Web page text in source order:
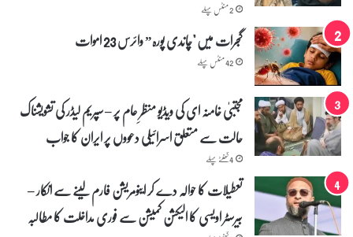
س
و
ا
ر
3
ا
ف
ر
ا
د
ہ
ل
ا
2 منٹس پہلے
گجرات میں "چاندی پورہ” وائرس 23 اموات
42 منٹس پہلے
مجتبیٰ خامنہ ای کی ویڈیو منظرِ عام پر – سپریم لیڈر کی تشویشناک
حالت سے متعلق اسرائیلی دعووں پر ایران کا جواب
4 گھنٹے پہلے
تعطیلات کا حوالہ دے کر اینومریشن فارم لینے سے انکار –
بیرسٹر اویسی کا الیکشن کمیشن سے فوری مداخلت کا مطالبہ